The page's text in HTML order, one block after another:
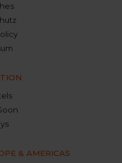
& AMERICAS